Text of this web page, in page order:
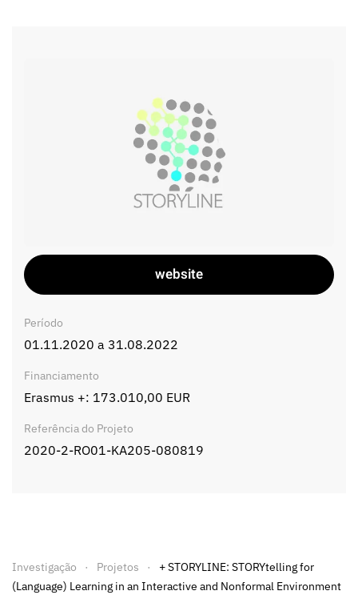
website
Período
01.11.2020 a 31.08.2022
Financiamento
Erasmus +: 173.010,00 EUR
Referência do Projeto
2020-2-RO01-KA205-080819
Investigação Projetos
+ STORYLINE: STORYtelling for
(Language) Learning in an Interactive and Nonformal Environment